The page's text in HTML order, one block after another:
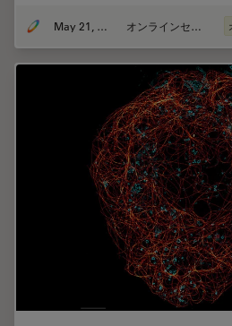
May 21, 2024 オンラインセミナー